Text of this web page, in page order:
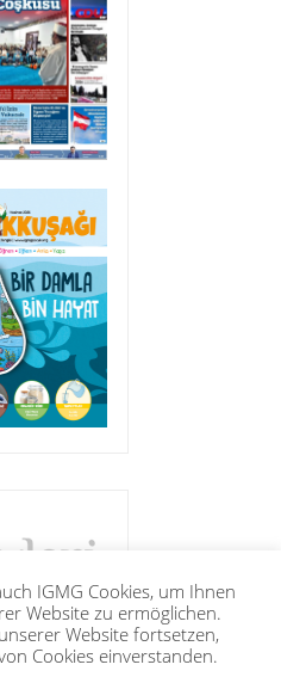
IGMG Cookies, um Ihnen
Website zu ermöglichen.
Website fortsetzen,
Cookies einverstanden.